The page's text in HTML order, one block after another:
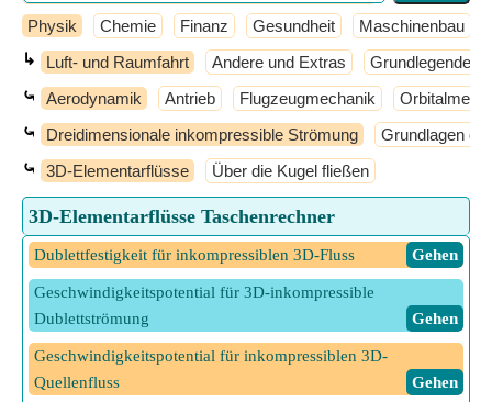
Physik Chemie Finanz Gesundheit Maschinenbau
↳ Luft- und Raumfahrt Andere und Extras Grundlegende
⤿ Aerodynamik Antrieb Flugzeugmechanik
⤿ Dreidimensionale inkompressible Strömung Grundlagen
⤿ 3D-Elementarflüsse Über die Kugel fließen
3D-Elementarflüsse Taschenrechner
Dublettfestigkeit für inkompressiblen 3D-Fluss ​ Gehen
Geschwindigkeitspotential für 3D-inkompressible
Dublettströmung
​ Gehen
Geschwindigkeitspotential für inkompressiblen 3D-
Quellenfluss
​ Gehen